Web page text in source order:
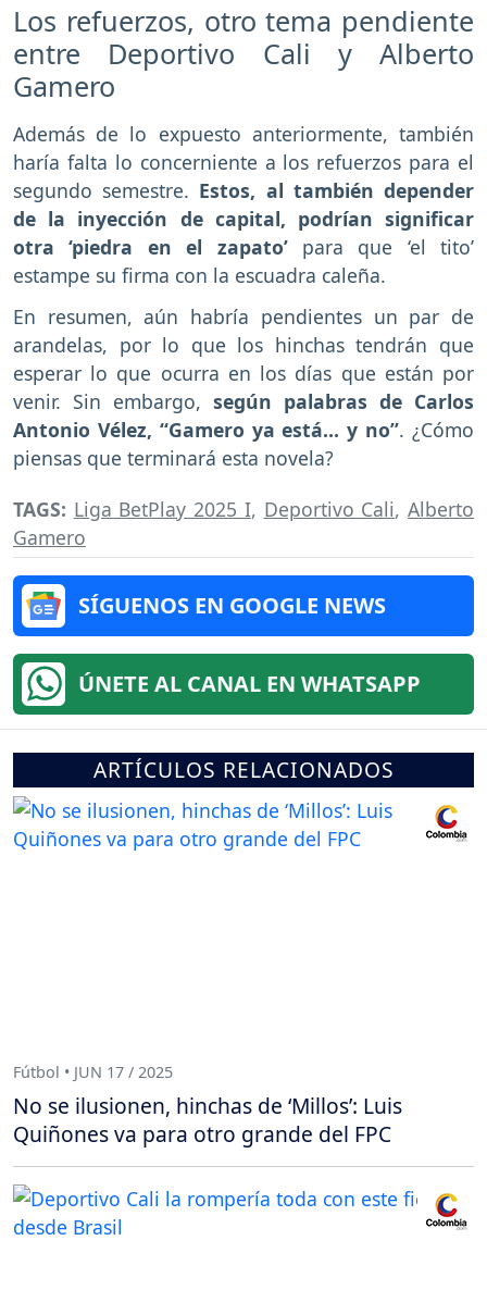
Los refuerzos, otro tema pendiente
entre Deportivo Cali y Alberto
Gamero
Además de lo expuesto anteriormente, también
haría falta lo concerniente a los refuerzos para el
segundo semestre. Estos, al también depender
de la inyección de capital, podrían significar
otra ‘piedra en el zapato’para que ‘el tito’
estampe su firma con la escuadra caleña.
En resumen, aún habría pendientes un par de
arandelas, por lo que los hinchas tendrán que
esperar lo que ocurra en los días que están por
venir. Sin embargo, según palabras de Carlos
Antonio Vélez, “Gamero ya está… y no”. ¿Cómo
piensas que terminará esta novela?
TAGS: Liga BetPlay 2025 I, Deportivo Cali,Alberto
Gamero
SÍGUENOS EN GOOGLE NEWS
ÚNETE AL CANAL EN WHATSAPP
ARTÍCULOS RELACIONADOS
Fútbol • JUN 17 / 2025
No se ilusionen, hinchas de ‘Millos’: Luis
Quiñones va para otro grande del FPC